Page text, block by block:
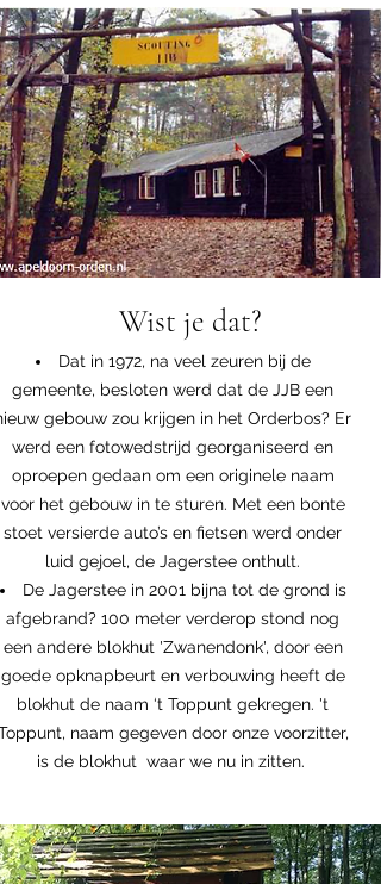
Wist je dat?
Dat in 1972, na veel zeuren bij de
gemeente, besloten werd dat de JJB een
gebouw zou krijgen in het Orderbos? Er
werd een fotowedstrijd georganiseerd en
oproepen gedaan om een originele naam
voor het gebouw in te sturen. Met een bonte
stoet versierde auto’s en fietsen werd onder
luid gejoel, de Jagerstee onthult.​
De Jagerstee in 2001 bijna tot de grond is
afgebrand? 100 meter verderop stond nog
een andere blokhut 'Zwanendonk', door een
goede opknapbeurt en verbouwing heeft de
blokhut de naam ‘t Toppunt gekregen. 't
naam gegeven door onze voorzitter,
is de blokhut waar we nu in zitten.